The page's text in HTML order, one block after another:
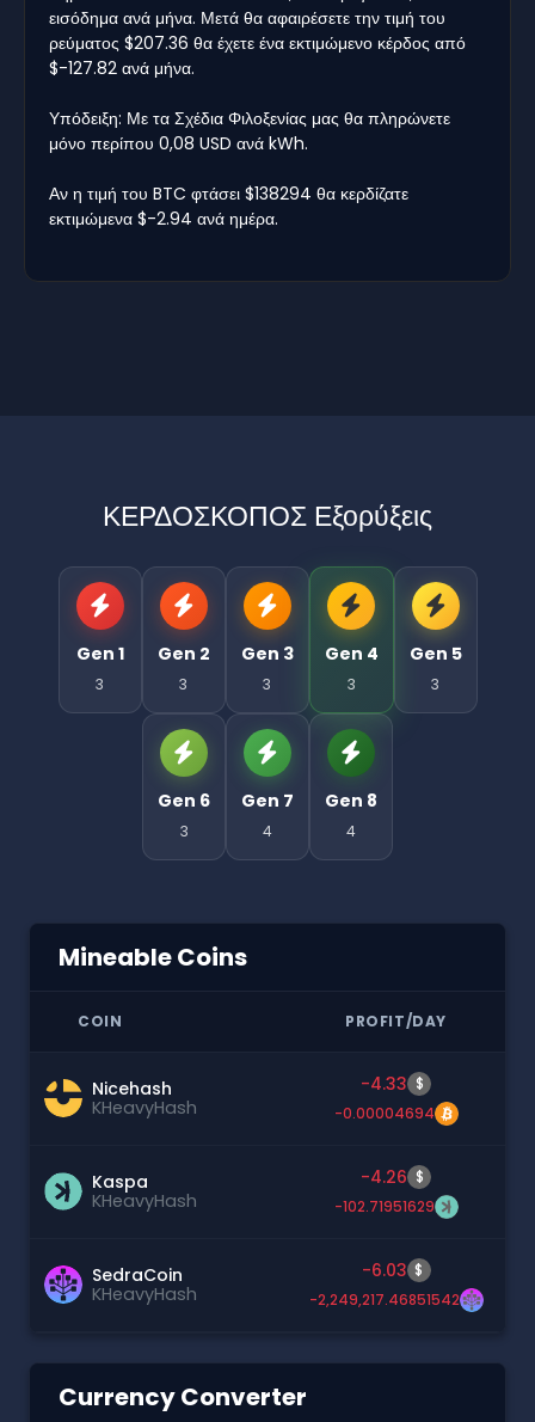
εισόδημα ανά μήνα. Μετά θα αφαιρέσετε την τιμή του
ρεύματος $207.36 θα έχετε ένα εκτιμώμενο κέρδος από
$-127.82 ανά μήνα.
Υπόδειξη: Με τα Σχέδια Φιλοξενίας μας θα πληρώνετε
μόνο περίπου 0,08 USD ανά kWh.
Αν η τιμή του BTC φτάσει $138294 θα κερδίζατε
εκτιμώμενα $-2.94 ανά ημέρα.
ΚΕΡΔΟΣΚΟΠΟΣ Εξορύξεις
Gen 1
3
Gen 2
3
Gen 3
3
Gen 4
3
Gen 5
3
Gen 6
3
Gen 7
4
Gen 8
4
Mineable Coins
COIN PROFIT/DAY
Nicehash
KHeavyHash
-4.33 $
-0.00004694
Kaspa
KHeavyHash
-4.26 $
-102.71951629
SedraCoin
KHeavyHash
-6.03 $
-2,249,217.46851542
Currency Converter